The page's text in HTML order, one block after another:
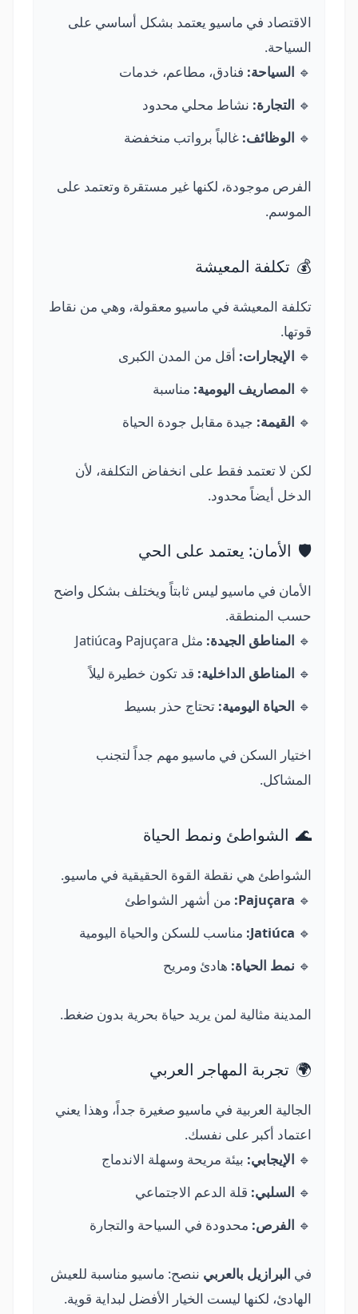
الاقتصاد في ماسيو يعتمد بشكل أساسي على
السياحة.
🔹 السياحة: فنادق، مطاعم، خدمات
🔹 التجارة: نشاط محلي محدود
🔹 الوظائف: غالباً برواتب منخفضة
الفرص موجودة، لكنها غير مستقرة وتعتمد على
الموسم.
💰 تكلفة المعيشة
تكلفة المعيشة في ماسيو معقولة، وهي من نقاط
قوتها.
🔹 الإيجارات: أقل من المدن الكبرى
🔹 المصاريف اليومية: مناسبة
🔹 القيمة: جيدة مقابل جودة الحياة
لكن لا تعتمد فقط على انخفاض التكلفة، لأن
الدخل أيضاً محدود.
🛡️ الأمان: يعتمد على الحي
الأمان في ماسيو ليس ثابتاً ويختلف بشكل واضح
حسب المنطقة.
🔹 المناطق الجيدة: مثل Pajuçara وJatiúca
🔹 المناطق الداخلية: قد تكون خطيرة ليلاً
🔹 الحياة اليومية: تحتاج حذر بسيط
اختيار السكن في ماسيو مهم جداً لتجنب
المشاكل.
🌊 الشواطئ ونمط الحياة
الشواطئ هي نقطة القوة الحقيقية في ماسيو.
🔹
Pajuçara: من أشهر الشواطئ
🔹
Jatiúca: مناسب للسكن والحياة اليومية
🔹 نمط الحياة: هادئ ومريح
المدينة مثالية لمن يريد حياة بحرية بدون ضغط.
🌍 تجربة المهاجر العربي
الجالية العربية في ماسيو صغيرة جداً، وهذا يعني
اعتماد أكبر على نفسك.
🔹 الإيجابي: بيئة مريحة وسهلة الاندماج
🔹 السلبي: قلة الدعم الاجتماعي
🔹 الفرص: محدودة في السياحة والتجارة
في البرازيل بالعربي ننصح: ماسيو مناسبة للعيش
الهادئ، لكنها ليست الخيار الأفضل لبداية قوية.